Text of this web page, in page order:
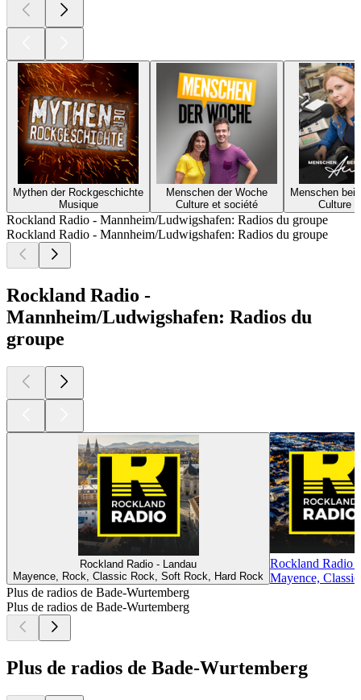
Mythen der Rockgeschichte
Musique
Menschen der Woche
Culture et société
Menschen bei
Culture
Rockland Radio - Mannheim/Ludwigshafen: Radios du groupe
Rockland Radio - Mannheim/Ludwigshafen: Radios du groupe
Rockland Radio -
Mannheim/Ludwigshafen: Radios du
groupe
Rockland Radio - Landau
Mayence, Rock, Classic Rock, Soft Rock, Hard Rock
Rockland Radio
Mayence,
Plus de radios de Bade-Wurtemberg
Plus de radios de Bade-Wurtemberg
Plus de radios de Bade-Wurtemberg